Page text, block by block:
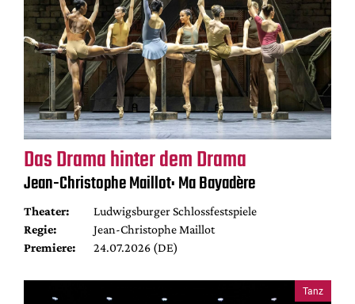
Das Drama hinter dem Drama
Jean-Christophe Maillot: Ma Bayadère
Theater:
Ludwigsburger Schlossfestspiele
Regie:
Jean-Christophe Maillot
Premiere:
24.07.2026 (DE)
Tanz